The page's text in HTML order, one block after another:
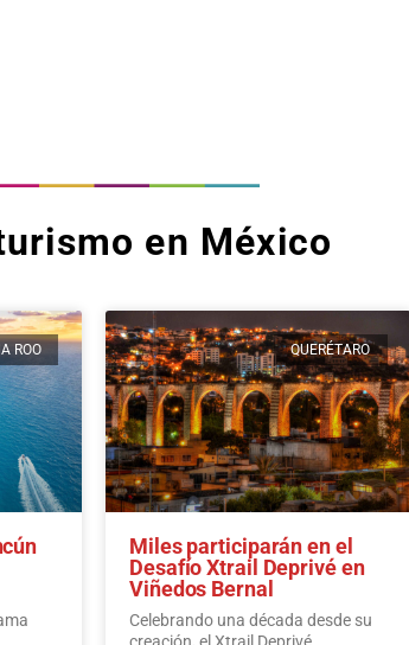
en México
ROO QUERÉTARO
Miles participarán en el
Desafío Xtrail Deprivé en
Viñedos Bernal
Celebrando una década desde su
creación, el Xtrail Deprivé